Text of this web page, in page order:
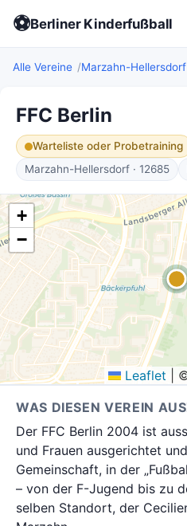
⚽Berliner Kinderfußball
Alle Vereine Marzahn-Hellersdorf
FFC Berlin
Warteliste oder Probetraining
Marzahn-Hellersdorf · 12685
+
−
Leaflet
WAS DIESEN VEREIN
Der FFC Berlin 2004 ist
und Frauen ausgerichtet
Gemeinschaft, in der
– von der F-Jugend bis zu
selben Standort, der